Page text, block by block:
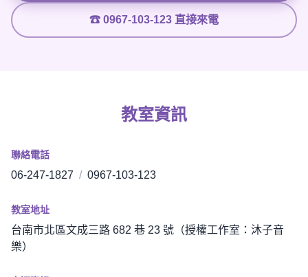
☎ 0967-103-123 直接來電
教室資訊
聯絡電話
06-247-1827 / 0967-103-123
教室地址
台南市北區文成三路 682 巷 23 號（授權工作室：沐子音
樂）